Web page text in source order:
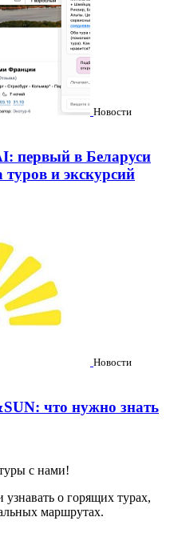
Новости
первый в Беларуси
и экскурсий
Новости
что нужно знать
с нами!
о горящих турах,
маршрутах.